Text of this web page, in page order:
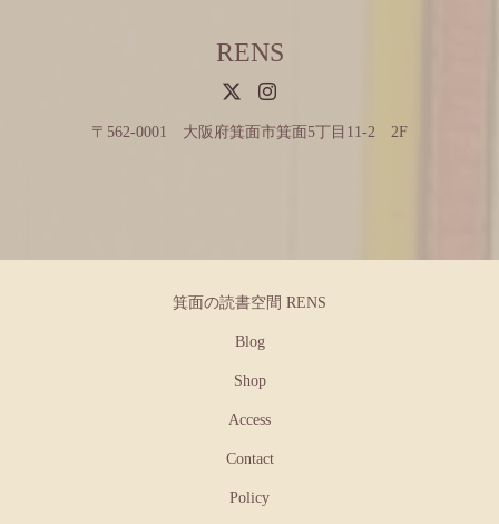
RENS
〒562-0001 大阪府箕面市箕面5丁目11-2 2F
箕面の読書空間 RENS
Blog
Shop
Access
Contact
Policy